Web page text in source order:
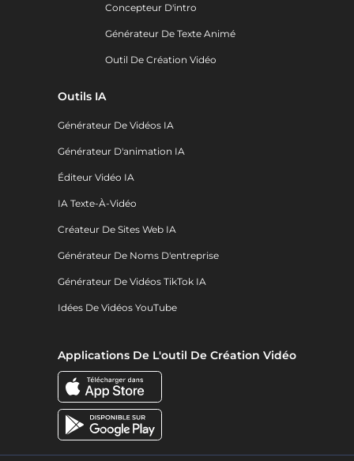
Concepteur D'intro
Générateur De Texte Animé
Outil De Création Vidéo
Outils IA
Générateur De Vidéos IA
Générateur D'animation IA
Éditeur Vidéo IA
IA Texte-À-Vidéo
Créateur De Sites Web IA
Générateur De Noms D'entreprise
Générateur De Vidéos TikTok IA
Idées De Vidéos YouTube
Applications De L'outil De Création Vidéo